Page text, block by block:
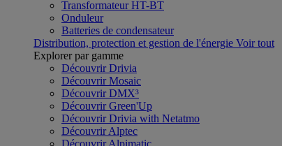
Transformateur HT-BT
Onduleur
Batteries de condensateur
Distribution, protection et gestion de l'énergie Voir tout
Explorer par gamme
Découvrir Drivia
Découvrir Mosaic
Découvrir DMX³
Découvrir Green'Up
Découvrir Drivia with Netatmo
Découvrir Alptec
Découvrir Alpimatic